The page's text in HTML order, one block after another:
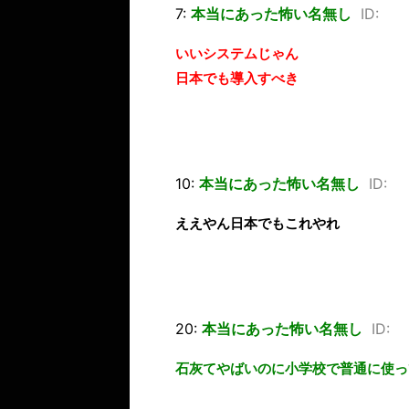
7: 本当にあった怖い名無し ID:
いいシステムじゃん
日本でも導入すべき
10: 本当にあった怖い名無し ID:
ええやん日本でもこれやれ
20: 本当にあった怖い名無し ID:
石灰てやばいのに小学校で普通に使